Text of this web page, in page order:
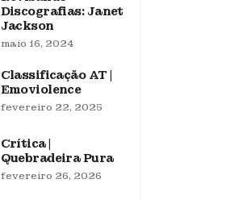
Discografias: Janet
Jackson
maio 16, 2024
Classificação AT |
Emoviolence
fevereiro 22, 2025
Crítica |
Quebradeira Pura
fevereiro 26, 2026